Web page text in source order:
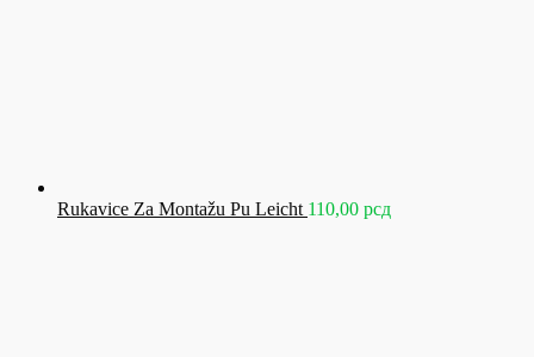
Rukavice Za Montažu Pu Leicht 110,00 рсд